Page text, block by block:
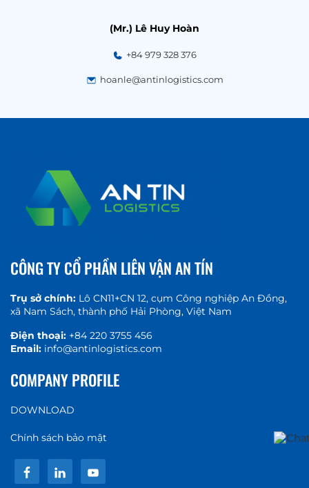
(Mr.) Lê Huy Hoàn
+84 979 328 376
hoanle@antinlogistics.com
CÔNG TY CỔ PHẦN LIÊN VẬN AN TÍN
Trụ sở chính: Lô CN11+CN 12, cụm Công nghiệp An Đồng,
xã Nam Sách, thành phố Hải Phòng, Việt Nam
Điện thoại: +84 220 3755 456
Email: info@antinlogistics.com
COMPANY PROFILE
DOWNLOAD
Chính sách bảo mật